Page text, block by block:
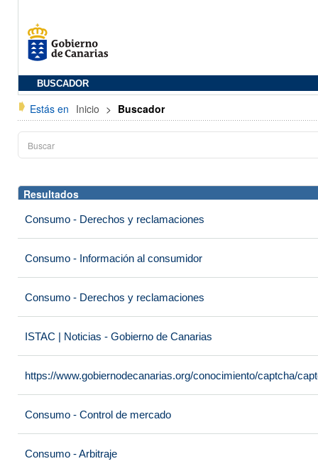
BUSCADOR
Estás en Inicio > Buscador
Resultados
Consumo - Derechos y reclamaciones
Consumo - Información al consumidor
Consumo - Derechos y reclamaciones
ISTAC | Noticias - Gobierno de Canarias
https://www.gobiernodecanarias.org/conocimiento/captcha/
Consumo - Control de mercado
Consumo - Arbitraje